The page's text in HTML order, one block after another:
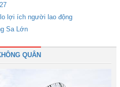
lợi ích người lao động
Sa Lớn
QUÂN